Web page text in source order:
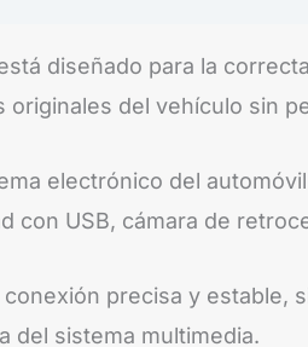
diseñado para la
del vehículo sin
electrónico del
con USB, cámara de
precisa y estable,
del sistema multimedia.